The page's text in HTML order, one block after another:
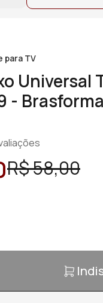
para TV
Universal
- Brasforma
R$ 58,00